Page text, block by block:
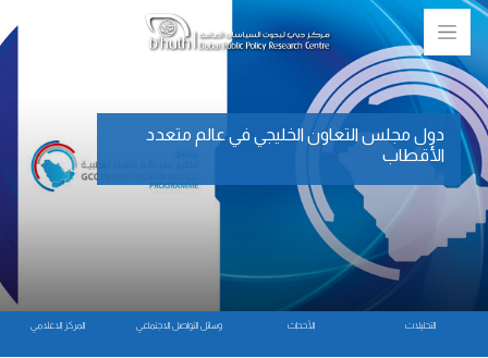
المركز الاعلامي وسائل التواصل الاجتماعي الأحداث التحليلات
دول مجلس التعاون الخليجي في عالم متعدد
الأقطاب